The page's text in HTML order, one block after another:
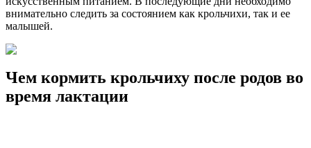
внимательно следить за состоянием как крольчихи, так и ее
малышей.
Чем кормить крольчиху после родов во
время лактации